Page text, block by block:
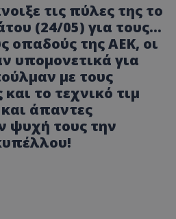
τις πύλες της το
(24/05) για τους...
οπαδούς της ΑΕΚ, οι
υπομονετικά για
με τους
το τεχνικό τιμ
άπαντες
ψυχή τους την